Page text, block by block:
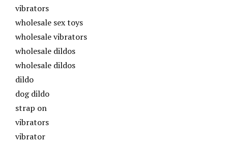
vibrators
wholesale sex toys
wholesale vibrators
wholesale dildos
wholesale dildos
dildo
dog dildo
strap on
vibrators
vibrator